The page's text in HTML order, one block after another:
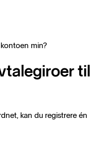
min?
til
kan du registrere én